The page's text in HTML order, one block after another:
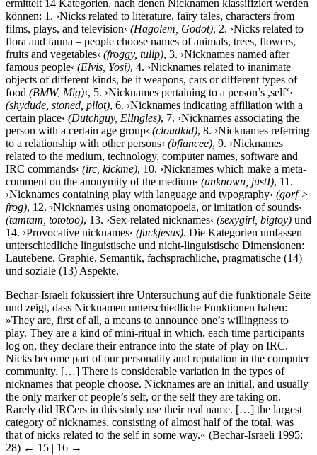
ermittelt 14 Kategorien, nach denen Nicknamen klassifiziert werden
können: 1. ›Nicks related to literature, fairy tales, characters from
films, plays, and television‹ (Hagolem, Godot), 2. ›Nicks related to
flora and fauna – people choose names of animals, trees, flowers,
fruits and vegetables‹ (froggy, tulip), 3. ›Nicknames named after
famous people‹ (Elvis, Yosi), 4. ›Nicknames related to inanimate
objects of different kinds, be it weapons, cars or different types of
food (BMW, Mig)‹, 5. ›Nicknames pertaining to a person’s ,self‘‹
(shydude, stoned, pilot), 6. ›Nicknames indicating affiliation with a
certain place‹ (Dutchguy, ElIngles), 7. ›Nicknames associating the
person with a certain age group‹ (cloudkid), 8. ›Nicknames referring
to a relationship with other persons‹ (bfiancee), 9. ›Nicknames
related to the medium, technology, computer names, software and
IRC commands‹ (irc, kickme), 10. ›Nicknames which make a meta-
comment on the anonymity of the medium‹ (unknown, justI), 11.
›Nicknames containing play with language and typography‹ (gorf >
frog), 12. ›Nicknames using onomatopoeia, or imitation of sounds‹
(tamtam, tototoo), 13. ›Sex-related nicknames‹ (sexygirl, bigtoy) und
14. ›Provocative nicknames‹ (fuckjesus). Die Kategorien umfassen
unterschiedliche linguistische und nicht-linguistische Dimensionen:
Lautebene, Graphie, Semantik, fachsprachliche, pragmatische (14)
und soziale (13) Aspekte.
Bechar-Israeli fokussiert ihre Untersuchung auf die funktionale Seite
und zeigt, dass Nicknamen unterschiedliche Funktionen haben:
»They are, first of all, a means to announce one’s willingness to
play. They are a kind of mini-ritual in which, each time participants
log on, they declare their entrance into the state of play on IRC.
Nicks become part of our personality and reputation in the computer
community. […] There is considerable variation in the types of
nicknames that people choose. Nicknames are an initial, and usually
the only marker of people’s self, or the self they are taking on.
Rarely did IRCers in this study use their real name. […] the largest
category of nicknames, consisting of almost half of the total, was
that of nicks related to the self in some way.« (Bechar-Israeli 1995:
28) ← 15 | 16 →